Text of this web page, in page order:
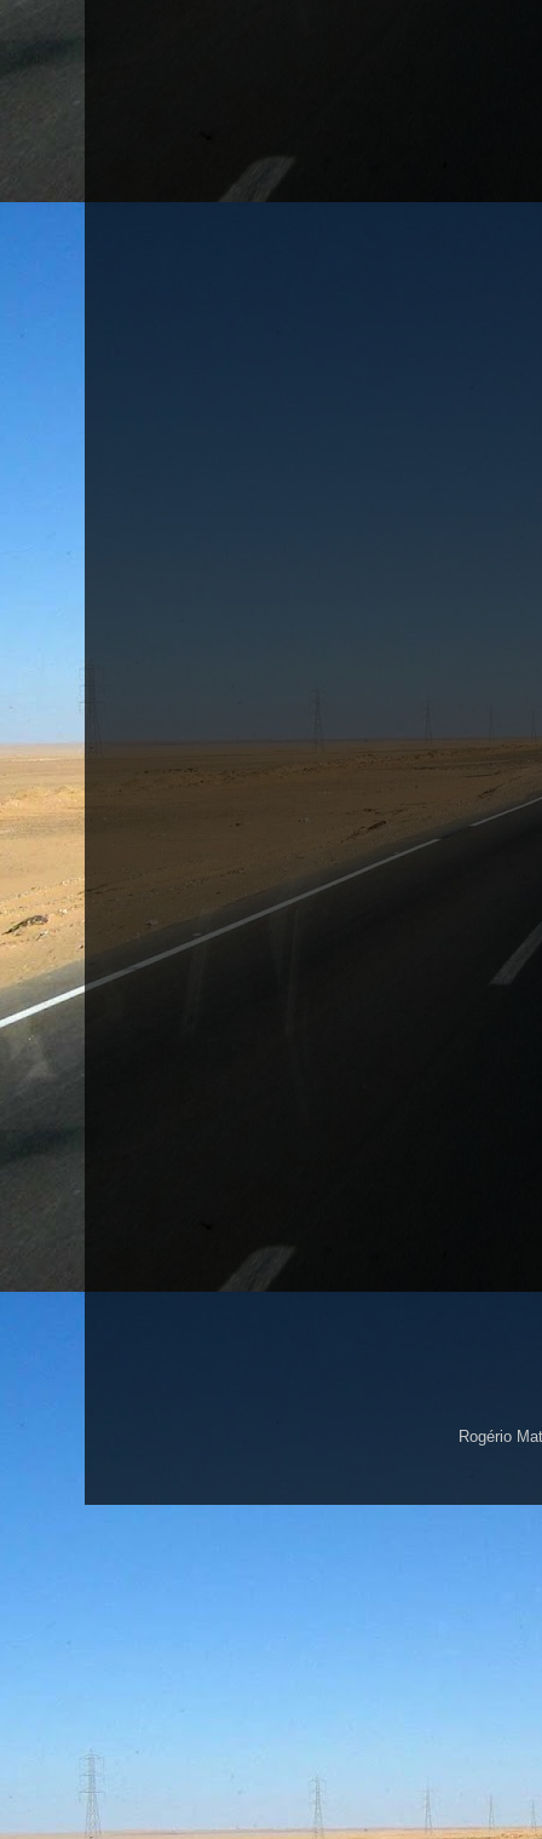
Rogério